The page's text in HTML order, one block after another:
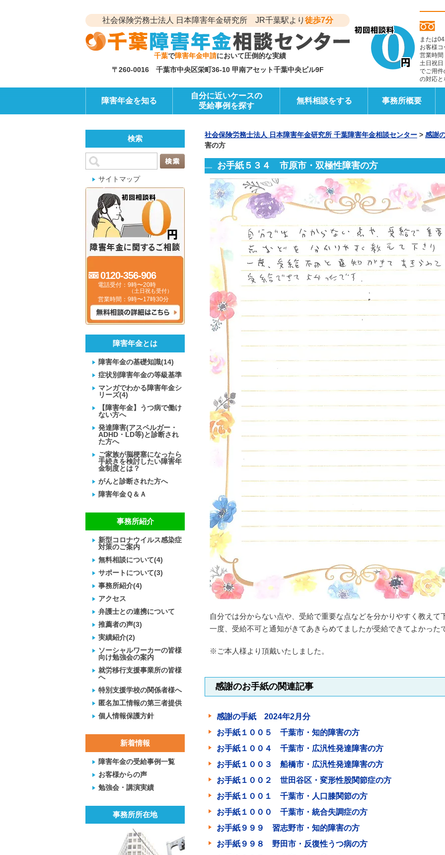
社会保険労務士法人 日本障害年金研究所 JR千葉駅より 徒歩7分
千葉で障害年金申請において圧倒的な実績
〒260-0016 千葉市中央区栄町36-10 甲南アセット千葉中央ビル9F
または
お客様
営業時
土日祝
でご用
の対応
障害年金を知る
自分に近いケースの
受給事例を探す
無料相談をする 事務所概要
社会保険労務士法人 日本障害年金研究所 千葉障害年金相談センター > 感謝
害の方
お手紙５３４ 市原市・双極性障害の方
自分では分からない点や、受給で重要な点などを分かりやすく教えて
一度、受給不可と通知がきてあきらめてましたが受給できてよかった
※ご本人様より頂戴いたしました。
感謝のお手紙の関連記事
感謝の手紙 2024年2月分
お手紙１００５ 千葉市・知的障害の方
お手紙１００４ 千葉市・広汎性発達障害の方
お手紙１００３ 船橋市・広汎性発達障害の方
お手紙１００２ 世田谷区・変形性股関節症の方
お手紙１００１ 千葉市・人口膝関節の方
お手紙１０００ 千葉市・統合失調症の方
お手紙９９９ 習志野市・知的障害の方
お手紙９９８ 野田市・反復性うつ病の方
検索
サイトマップ
0120-356-906
電話受付：9時〜20時
（土日祝も受付）
営業時間：9時〜17時30分
障害年金とは
障害年金の基礎知識(14)
症状別障害年金の等級基準
マンガでわかる障害年金シ
リーズ(4)
【障害年金】うつ病で働け
ない方へ
発達障害(アスペルガー・
ADHD・LD等)と診断され
た方へ
ご家族が脳梗塞になったら
手続きを検討したい障害年
金制度とは？
がんと診断された方へ
障害年金Ｑ＆Ａ
事務所紹介
新型コロナウイルス感染症
対策のご案内
無料相談について(4)
サポートについて(3)
事務所紹介(4)
アクセス
弁護士との連携について
推薦者の声(3)
実績紹介(2)
ソーシャルワーカーの皆様
向け勉強会の案内
就労移行支援事業所の皆様
へ
特別支援学校の関係者様へ
匿名加工情報の第三者提供
個人情報保護方針
新着情報
障害年金の受給事例一覧
お客様からの声
勉強会・講演実績
事務所所在地